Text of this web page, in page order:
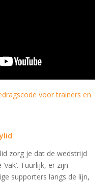
voor trainers en
zorg je dat de wedstrijd
Tuurlijk, er zijn
supporters langs de lijn,